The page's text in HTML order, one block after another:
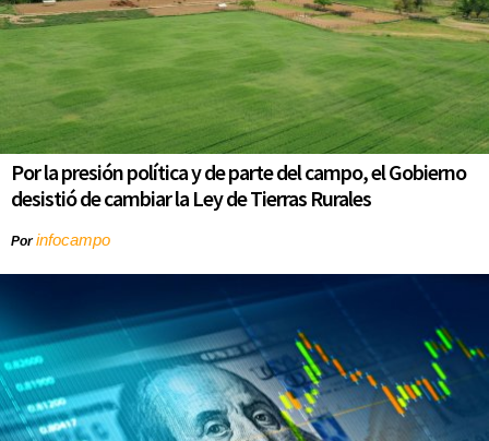
Por la presión política y de parte del campo, el Gobierno
desistió de cambiar la Ley de Tierras Rurales
Porinfocampo